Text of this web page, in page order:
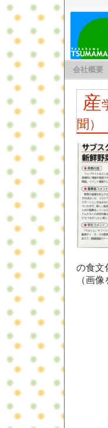
会社概要
産
聞）
の食文
（画